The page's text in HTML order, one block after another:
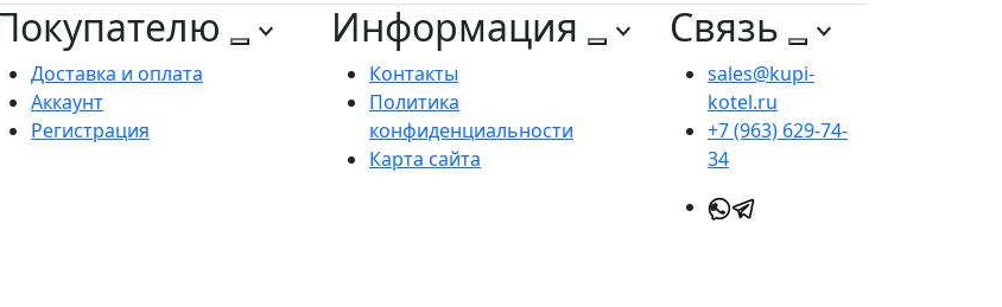
Доставка и оплата
Аккаунт
Регистрация
Информация
Контакты
Политика
конфиденциальности
Карта сайта
Связь
sales@kupi-
kotel.ru
+7 (963) 629-74-
34